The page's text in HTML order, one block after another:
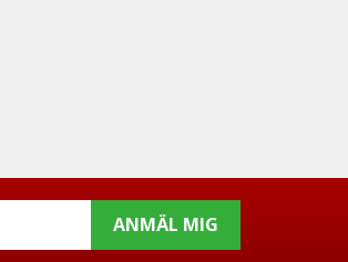
ANMÄL MIG